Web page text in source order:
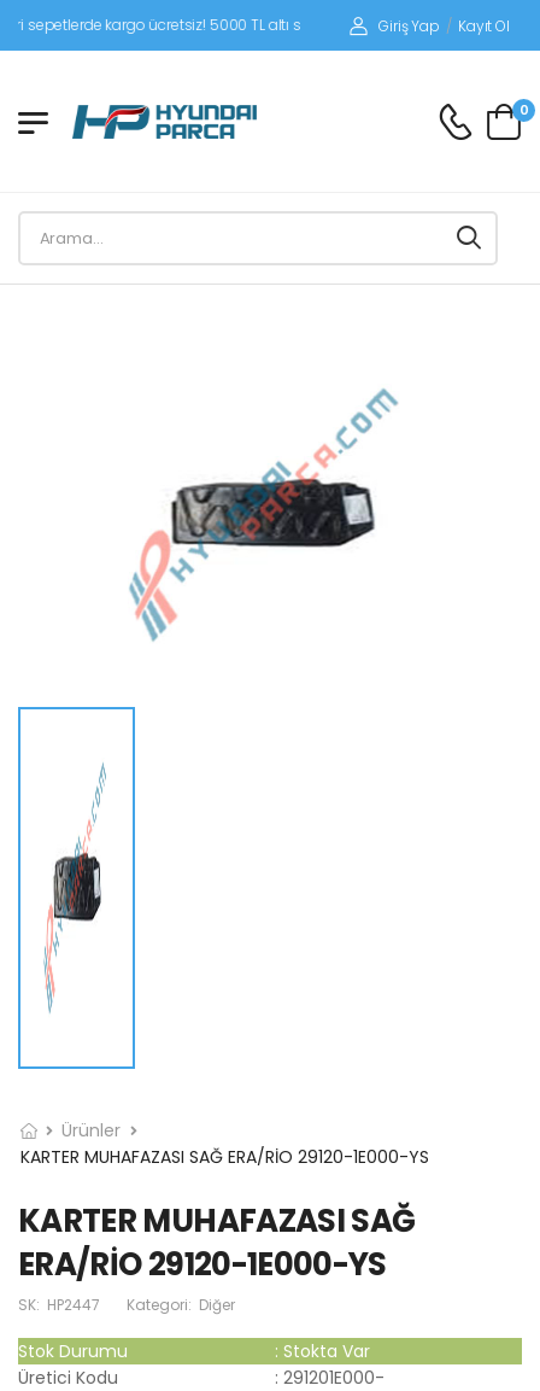
kargo ücretsiz! 5000 TL altı siparişlerinizde siparişleriniz alıcı
Giriş Yap / Kayıt Ol
0
Ürünler
KARTER MUHAFAZASI SAĞ ERA/RİO 29120-1E000-YS
KARTER MUHAFAZASI SAĞ
ERA/RİO 29120-1E000-YS
SK: HP2447 Kategori: Diğer
Stok Durumu : Stokta Var
Üretici Kodu
: 291201E000-